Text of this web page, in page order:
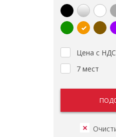
Цена с НДС
7 мест